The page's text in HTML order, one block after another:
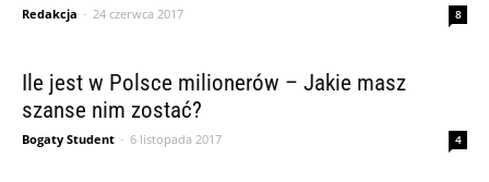
Redakcja - 24 czerwca 2017 8
Ile jest w Polsce milionerów – Jakie masz
szanse nim zostać?
Bogaty Student - 6 listopada 2017 4